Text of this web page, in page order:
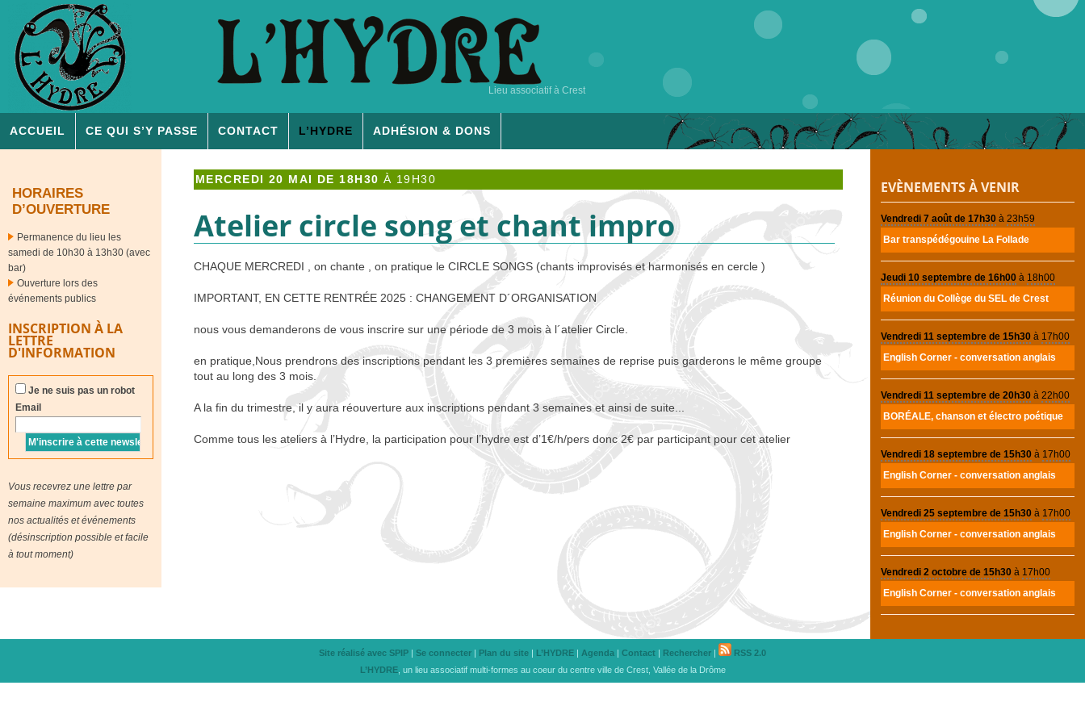
Lieu associatif à Crest
ACCUEIL CE QUI S’Y PASSE CONTACT L’HYDRE ADHÉSION & DONS
MERCREDI 20 MAI DE 18H30 À 19H30
Atelier circle song et chant impro
CHAQUE MERCREDI , on chante , on pratique le CIRCLE SONGS (chants improvisés et harmonisés en cercle )
IMPORTANT, EN CETTE RENTRÉE 2025 : CHANGEMENT D´ORGANISATION
nous vous demanderons de vous inscrire sur une période de 3 mois à l´atelier Circle.
en pratique,Nous prendrons des inscriptions pendant les 3 premières semaines de reprise puis garderons le même groupe
tout au long des 3 mois.
A la fin du trimestre, il y aura réouverture aux inscriptions pendant 3 semaines et ainsi de suite...
Comme tous les ateliers à l’Hydre, la participation pour l’hydre est d’1€/h/pers donc 2€ par participant pour cet atelier
EVÈNEMENTS À VENIR
Vendredi 7 août de 17h30 à 23h59
Bar transpédégouine La Follade
Jeudi 10 septembre de 16h00 à 18h00
Réunion du Collège du SEL de Crest
Vendredi 11 septembre de 15h30 à 17h00
English Corner - conversation anglais
Vendredi 11 septembre de 20h30 à 22h00
BORÉALE, chanson et électro poétique
Vendredi 18 septembre de 15h30 à 17h00
English Corner - conversation anglais
Vendredi 25 septembre de 15h30 à 17h00
English Corner - conversation anglais
Vendredi 2 octobre de 15h30 à 17h00
English Corner - conversation anglais
HORAIRES
D’OUVERTURE
Permanence du lieu les
samedi de 10h30 à 13h30 (avec
bar)
Ouverture lors des
événements publics
INSCRIPTION À LA
LETTRE
D'INFORMATION
Je ne suis pas un robot
Email
Vous recevrez une lettre par
semaine maximum avec toutes
nos actualités et événements
(désinscription possible et facile
à tout moment)
Site réalisé avec SPIP | Se connecter | Plan du site | L’HYDRE | Agenda | Contact | Rechercher |
RSS 2.0
L’HYDRE, un lieu associatif multi-formes au coeur du centre ville de Crest, Vallée de la Drôme